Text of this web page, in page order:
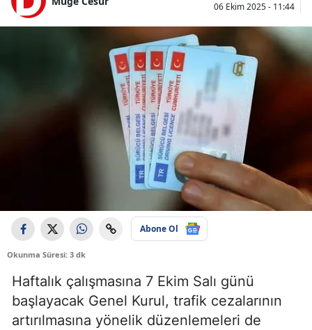
06 Ekim 2025 - 11:44
Abone Ol
Okunma Süresi: 3 dk
Haftalık çalışmasına 7 Ekim Salı günü
başlayacak Genel Kurul, trafik cezalarının
artırılmasına yönelik düzenlemeleri de